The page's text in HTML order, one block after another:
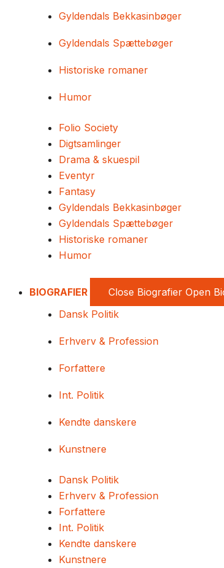
Gyldendals Bekkasinbøger
Gyldendals Spættebøger
Historiske romaner
Humor
Folio Society
Digtsamlinger
Drama & skuespil
Eventyr
Fantasy
Gyldendals Bekkasinbøger
Gyldendals Spættebøger
Historiske romaner
Humor
BIOGRAFIER Close Biografier Open
Dansk Politik
Erhverv & Profession
Forfattere
Int. Politik
Kendte danskere
Kunstnere
Dansk Politik
Erhverv & Profession
Forfattere
Int. Politik
Kendte danskere
Kunstnere